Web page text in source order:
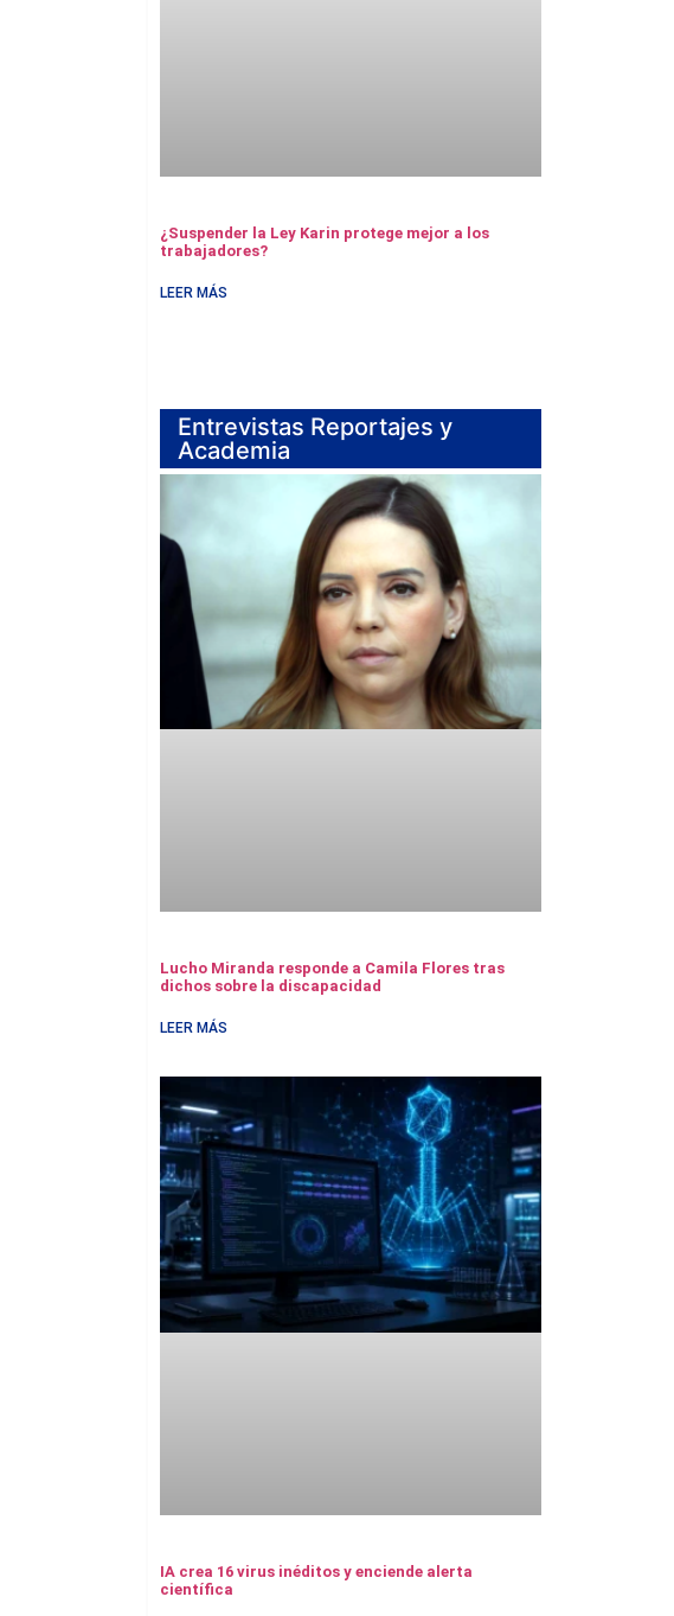
¿Suspender la Ley Karin protege mejor a los
trabajadores?
LEER MÁS
Entrevistas Reportajes y
Academia
Lucho Miranda responde a Camila Flores tras
dichos sobre la discapacidad
LEER MÁS
IA crea 16 virus inéditos y enciende alerta
científica